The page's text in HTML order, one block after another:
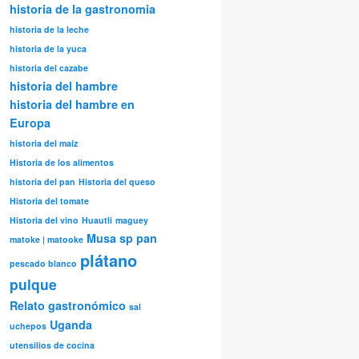
historia de la gastronomia
historia de la leche
historia de la yuca
historia del cazabe
historia del hambre
historia del hambre en
Europa
historia del maíz
Historia de los alimentos
historia del pan Historia del queso
Historia del tomate
Historia del vino Huautli maguey
matoke | matooke Musa sp pan
pescado blanco plátano
pulque
Relato gastronómico sal
uchepos Uganda
utensilios de cocina